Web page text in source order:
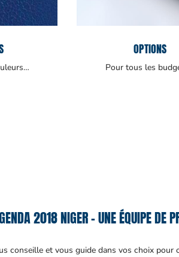
OPTIONS
Pour tous les
2018 NIGER – UNE ÉQUIPE DE
conseille et vous guide dans vos choix